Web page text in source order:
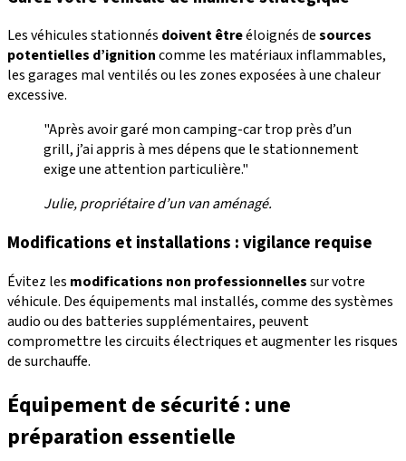
Les véhicules stationnés doivent êtreéloignés desources
potentielles d’ignitioncomme les matériaux inflammables,
les garages mal ventilés ou les zones exposées à une chaleur
excessive.
"Après avoir garé mon camping-car trop près d’un
grill, j’ai appris à mes dépens que le stationnement
exige une attention particulière."
Julie, propriétaire d’un van aménagé.
Modifications et installations : vigilance requise
Évitez les modifications non professionnellessur votre
véhicule. Des équipements mal installés, comme des systèmes
audio ou des batteries supplémentaires, peuvent
compromettre les circuits électriques et augmenter les risques
de surchauffe.
Équipement de sécurité : une
préparation essentielle